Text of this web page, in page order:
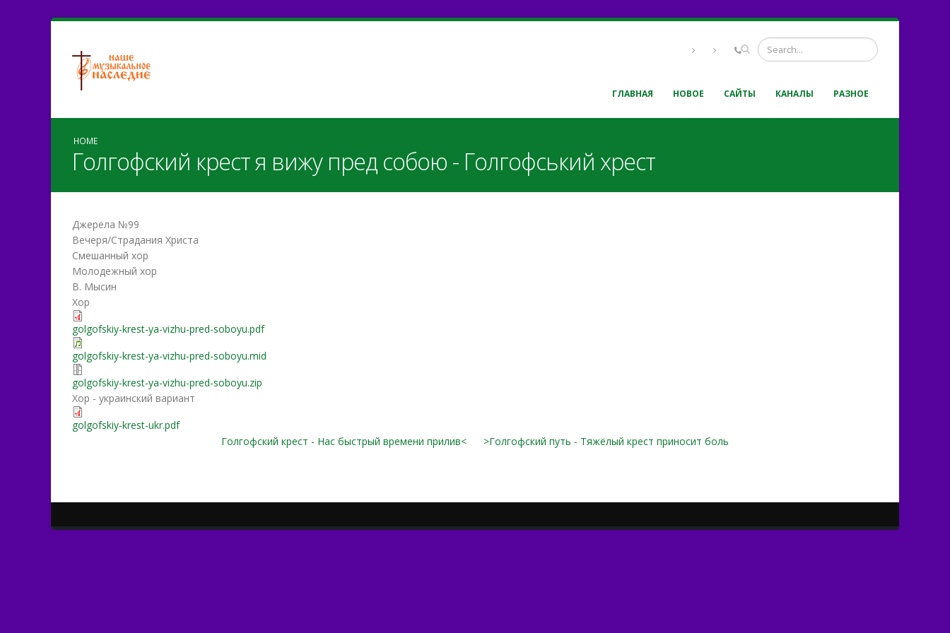
ГЛАВНАЯ НОВОЕ САЙТЫ КАНАЛЫ РАЗНОЕ
HOME
Голгофский крест я вижу пред собою - Голгофський хрест
Джерела №99
Вечеря/Страдания Христа
Смешанный хор
Молодежный хор
В. Мысин
Хор
golgofskiy-krest-ya-vizhu-pred-soboyu.pdf
golgofskiy-krest-ya-vizhu-pred-soboyu.mid
golgofskiy-krest-ya-vizhu-pred-soboyu.zip
Хор - украинский вариант
golgofskiy-krest-ukr.pdf
Голгофский крест - Нас быстрый времени прилив<
>Голгофский путь - Тяжёлый крест приносит боль